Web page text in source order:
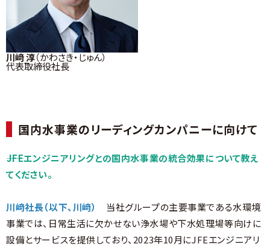
川﨑 淳（かわさき・じゅん）
代表取締役社長
国内水事業のリーディングカンパニーに向けて
――JFEエンジニアリングとの国内水事業の統合効果について教え
てください。
川﨑社長（以下、川﨑）
当社グループの主要事業である水環境
事業では、日常生活に欠かせない浄水場や下水処理場等向けに
設備とサービスを提供しており、2023年10月にJFEエンジニアリ